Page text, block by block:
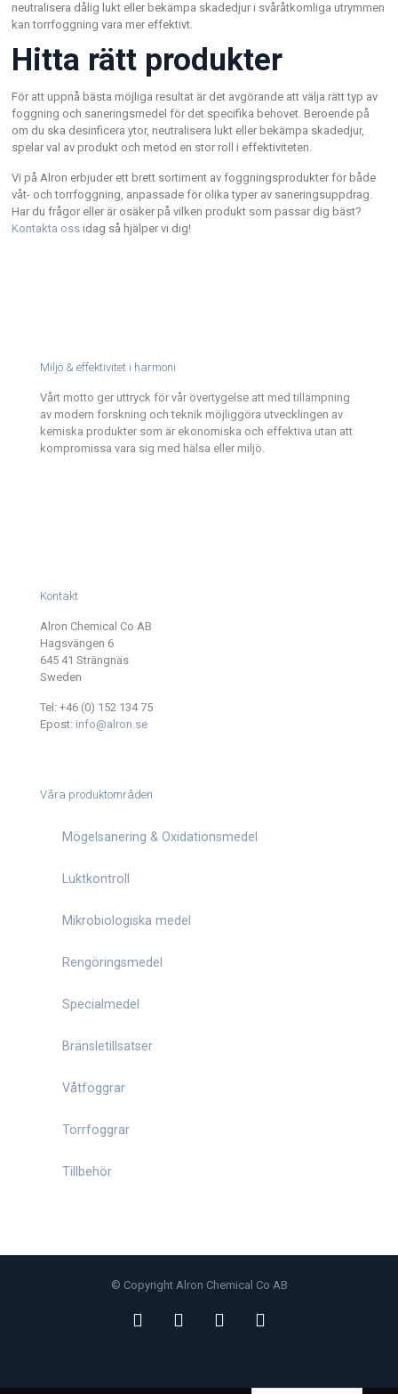
neutralisera dålig lukt eller bekämpa skadedjur i svåråtkomliga utrymmen
kan torrfoggning vara mer effektivt.
Hitta rätt produkter
För att uppnå bästa möjliga resultat är det avgörande att välja rätt typ av
foggning och saneringsmedel för det specifika behovet. Beroende på
om du ska desinficera ytor, neutralisera lukt eller bekämpa skadedjur,
spelar val av produkt och metod en stor roll i effektiviteten.
Vi på Alron erbjuder ett brett sortiment av foggningsprodukter för både
våt- och torrfoggning, anpassade för olika typer av saneringsuppdrag.
Har du frågor eller är osäker på vilken produkt som passar dig bäst?
Kontakta oss idag så hjälper vi dig!
Miljö & effektivitet i harmoni
Vårt motto ger uttryck för vår övertygelse att med tillämpning
av modern forskning och teknik möjliggöra utvecklingen av
kemiska produkter som är ekonomiska och effektiva utan att
kompromissa vara sig med hälsa eller miljö.
Kontakt
Alron Chemical Co AB
Hagsvängen 6
645 41 Strängnäs
Sweden
Tel: +46 (0) 152 134 75
Epost: info@alron.se
Våra produktområden
Mögelsanering & Oxidationsmedel
Luktkontroll
Mikrobiologiska medel
Rengöringsmedel
Specialmedel
Bränsletillsatser
Våtfoggrar
Torrfoggrar
Tillbehör
© Copyright Alron Chemical Co AB